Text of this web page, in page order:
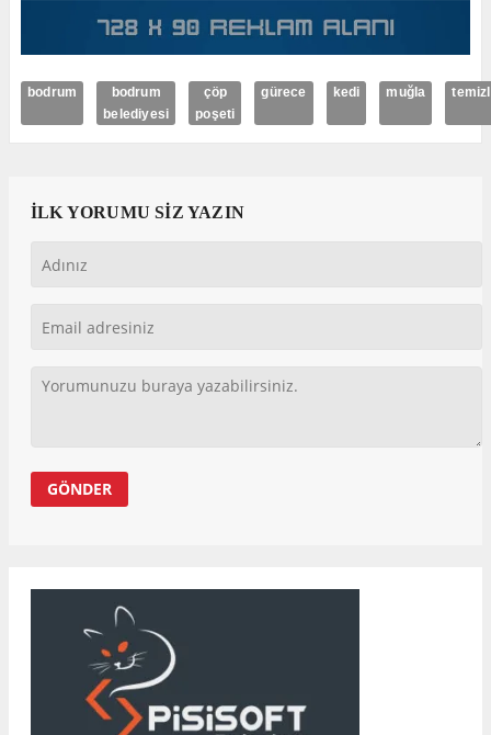
bodrum
bodrum
belediyesi
çöp
poşeti
gürece kedi muğla
İLK YORUMU SİZ YAZIN